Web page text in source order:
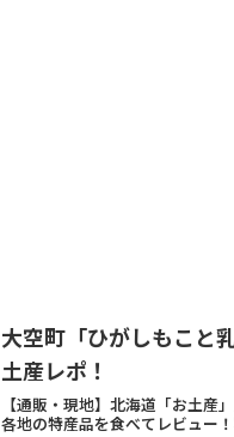
大空町「ひがしもこと
土産レポ！
【通販・現地】北海道「お土産
各地の特産品を食べてレビュー